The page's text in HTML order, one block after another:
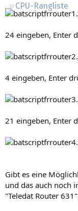
CPU-Rangliste
24 eingeben, Enter
4 eingeben, Enter
21 eingeben, Enter
Gibt es eine
und das auch noch
"Teledat Router